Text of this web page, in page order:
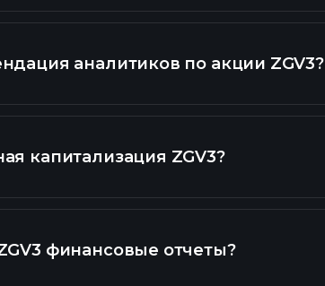
ZGV3 графике
аналитиков по акции ZGV3?
капитализация ZGV3?
наш список акций
финансовые отчеты?